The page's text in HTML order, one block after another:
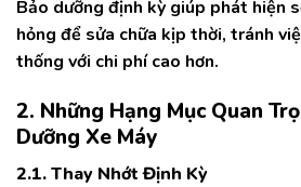
Bảo dưỡng định kỳ giúp phát hiện
hỏng để sửa chữa kịp thời, tránh
thống với chi phí cao hơn.
2. Những Hạng Mục Quan
Dưỡng Xe Máy
2.1. Thay Nhớt Định Kỳ